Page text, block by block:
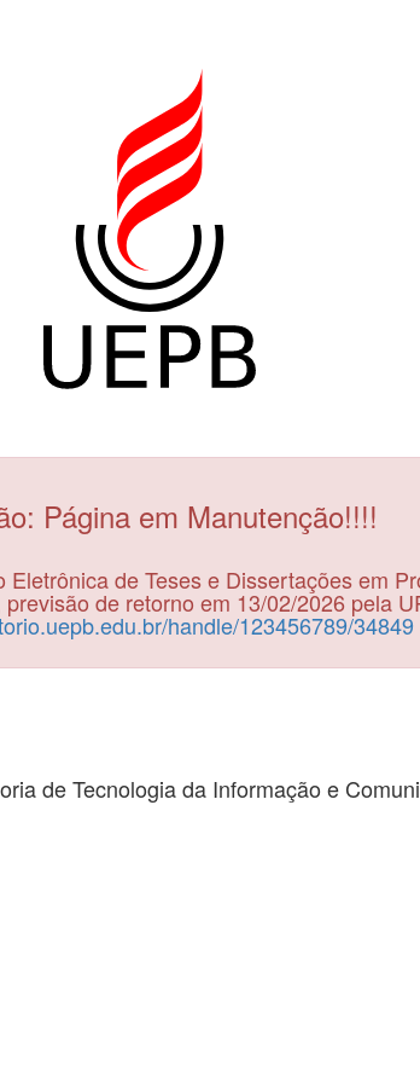
Página em Manutenção!!!!
Eletrônica de Teses e Dissertações em
de retorno em 13/02/2026 pela
handle/123456789/34849
de Tecnologia da Informação e